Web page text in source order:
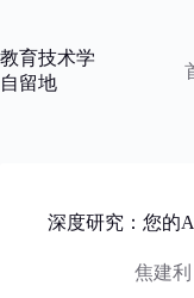
内
容
教育技术学
自留地
深度研究：您的
焦建利